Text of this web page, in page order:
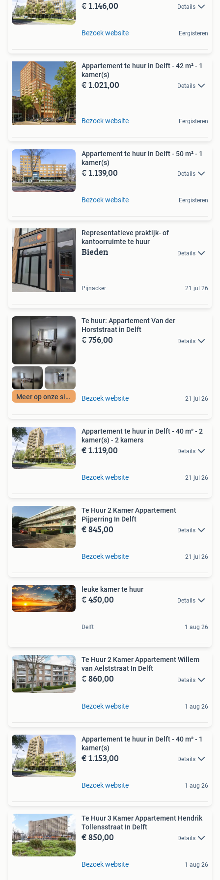
€ 1.146,00 Details
Bezoek website Eergisteren
Appartement te huur in Delft - 42 m² - 1
kamer(s)
€ 1.021,00 Details
Bezoek website Eergisteren
Appartement te huur in Delft - 50 m² - 1
kamer(s)
€ 1.139,00 Details
Bezoek website Eergisteren
Representatieve praktijk- of
kantoorruimte te huur
Bieden Details
Pijnacker 21 jul 26
Meer op onze site
Te huur: Appartement Van der
Horststraat in Delft
€ 756,00 Details
Bezoek website 21 jul 26
Appartement te huur in Delft - 40 m² - 2
kamer(s) - 2 kamers
€ 1.119,00 Details
Bezoek website 21 jul 26
Te Huur 2 Kamer Appartement
Pijperring In Delft
€ 845,00 Details
Bezoek website 21 jul 26
leuke kamer te huur
€ 450,00 Details
Delft 1 aug 26
Te Huur 2 Kamer Appartement Willem
van Aelststraat In Delft
€ 860,00 Details
Bezoek website 1 aug 26
Appartement te huur in Delft - 40 m² - 1
kamer(s)
€ 1.153,00 Details
Bezoek website 1 aug 26
Te Huur 3 Kamer Appartement Hendrik
Tollensstraat In Delft
€ 850,00 Details
Bezoek website 1 aug 26